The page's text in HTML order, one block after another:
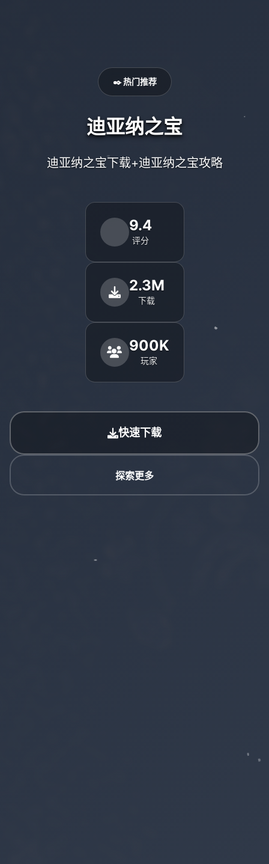
✒️ 热门推荐
迪亚纳之宝
迪亚纳之宝下载+迪亚纳之宝攻略
9.4
评分
2.3M
下载
900K
玩家
快速下载
探索更多